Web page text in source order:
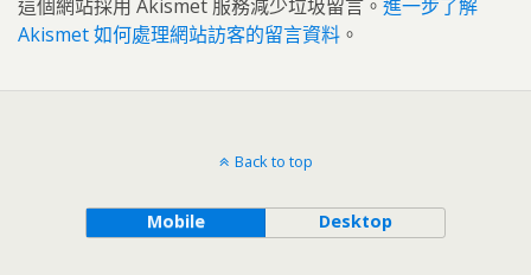
這個網站採用 Akismet 服務減少垃圾留言。 進一步了解
Akismet 如何處理網站訪客的留言資料 。
Back to top
Mobile Desktop